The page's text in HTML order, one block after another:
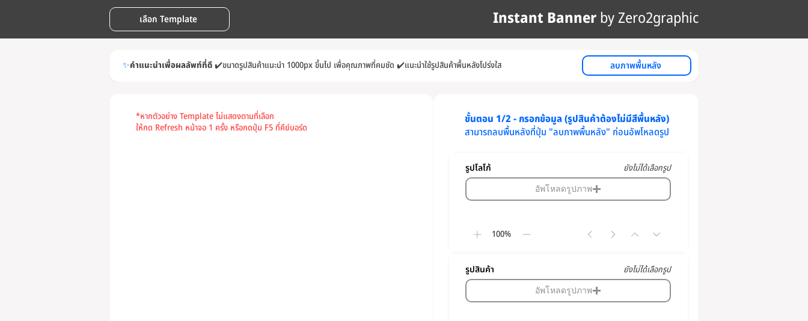
เลือก Template Instant Banner by Zero2graphic
✨คำแนะนำเพื่อผลลัพท์ที่ดี✔️ขนาดรูปสินค้าแนะนำ 1000px ขึ้นไป เพื่อคุณภาพที่คมชัด ✔️แนะนำใช้รูปสินค้าพื้นหลังโปร่งใส ลบภาพพื้นหลัง
*หากตัวอย่าง Template ไม่แสดงตามที่เลือก
ให้กด Refresh หน้าจอ 1 ครั้ง หรือกดปุ่ม F5 ที่คีย์บอร์ด
ขั้นตอน 1/2 - กรอกข้อมูล (รูปสินค้าต้องไม่มีสีพื้นหลัง)
สามารถลบพื้นหลังที่ปุ่ม "ลบภาพพื้นหลัง" ก่อนอัพโหลดรูป
รูปโลโก้ ยังไม่ได้เลือกรูป
อัพโหลดรูปภาพ
100%
รูปสินค้า ยังไม่ได้เลือกรูป
อัพโหลดรูปภาพ